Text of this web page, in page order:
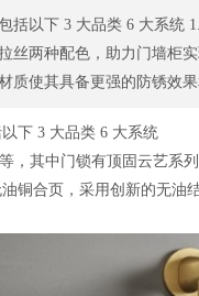
括以下 3 大品类 6 大系统
丝两种配色，助力门墙柜
质使其具备更强的防锈效
下 3 大品类 6 大系统
，其中门锁有顶固云艺系
铜合页，采用创新的无